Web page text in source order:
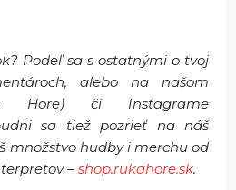
Podeľ sa s ostatnými o tvoj
alebo na našom
Hore) či Instagrame
sa tiež pozrieť na náš
množstvo hudby i merchu od
– shop.rukahore.sk.